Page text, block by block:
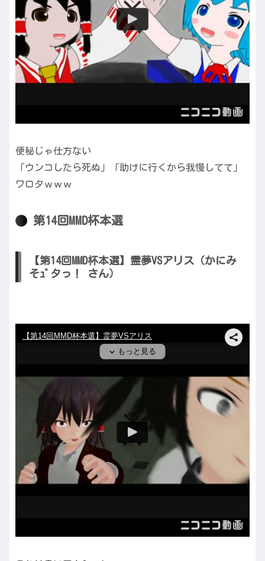
便秘じゃ仕方ない
「ウンコしたら死ぬ」「助けに行くから我慢してて」
ワロタｗｗｗ
第14回MMD杯本選
【第14回MMD杯本選】霊夢VSアリス（かにみ
そｭﾟタっ！ さん）